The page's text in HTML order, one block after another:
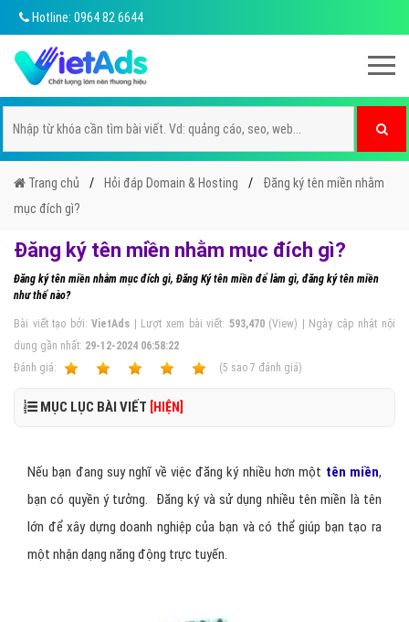
Hotline: 0964 82 6644
Trang chủ Hỏi đáp Domain & Hosting
Đăng ký tên miền nhằm
mục đích gì?
Đăng ký tên miền nhằm mục đích gì?
Đăng ký tên miền nhằm mục đích gì, Đăng Ký tên miền để làm gì, đăng ký tên miền
như thế nào?
Bài viết tạo bởi:VietAds | Lượt xem bài viết: 593,470(View) | Ngày cập nhật nội
dung gần nhất: 29-12-2024 06:58:22
Ðánh giá:
(5 sao 7 đánh giá)
MỤC LỤC BÀI VIẾT [HIỆN]
Nếu bạn đang suy nghĩ về việc đăng ký nhiều hơn một tên miền,
bạn có quyền ý tưởng. Đăng ký và sử dụng nhiều tên miền là tên
lớn để xây dựng doanh nghiệp của bạn và có thể giúp bạn tạo ra
một nhận dạng năng động trực tuyến.